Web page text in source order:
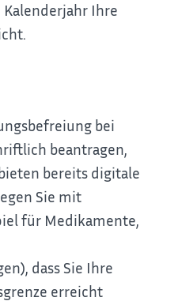
Ihre
bei
beantragen,
bereits digitale
Sie mit
für Medikamente,
, dass Sie Ihre
erreicht